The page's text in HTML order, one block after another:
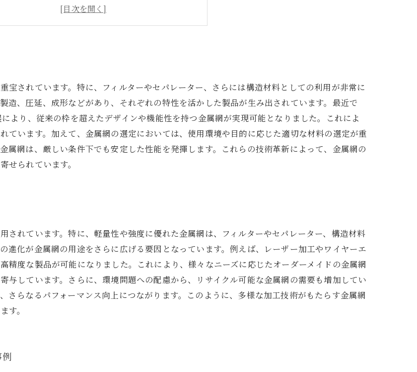
技術により進化する金属網の応用範囲
な金属網選び：プロセスを理解するためのガイド
宝されています。特に、フィルターやセパレーター、さらには構造材料としての利用が非常に
造、圧延、成形などがあり、それぞれの特性を活かした製品が生み出されています。最近で
より、従来の枠を超えたデザインや機能性を持つ金属網が実現可能となりました。これによ
ています。加えて、金属網の選定においては、使用環境や目的に応じた適切な材料の選定が重
属網は、厳しい条件下でも安定した性能を発揮します。これらの技術革新によって、金属網の
せられています。
されています。特に、軽量性や強度に優れた金属網は、フィルターやセパレーター、構造材料
進化が金属網の用途をさらに広げる要因となっています。例えば、レーザー加工やワイヤーエ
精度な製品が可能になりました。これにより、様々なニーズに応じたオーダーメイドの金属網
与しています。さらに、環境問題への配慮から、リサイクル可能な金属網の需要も増加してい
さらなるパフォーマンス向上につながります。このように、多様な加工技術がもたらす金属網
す。
例